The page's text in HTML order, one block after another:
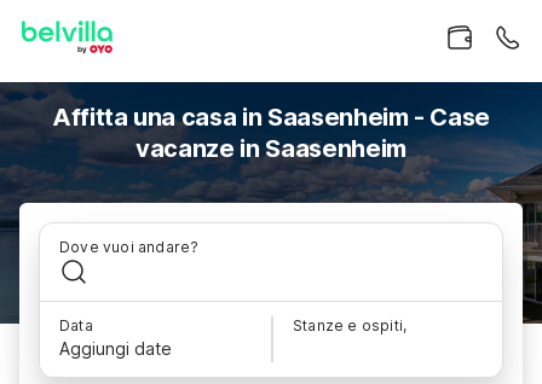
Affitta una casa in Saasenheim - Case
vacanze in Saasenheim
Dove vuoi andare?
Data
Aggiungi date
Stanze e ospiti,